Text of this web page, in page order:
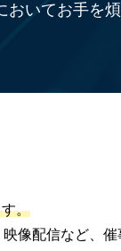
いてお手を
。
像配信など、